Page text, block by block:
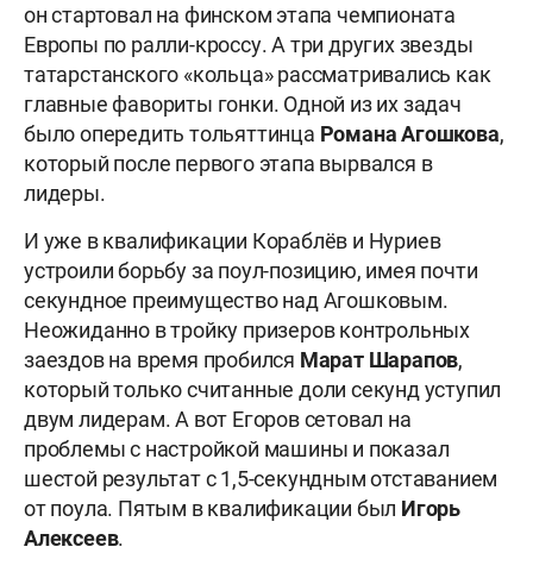
он стартовал на финском этапа чемпионата
Европы по ралли-кроссу. А три других звезды
татарстанского «кольца» рассматривались как
главные фавориты гонки. Одной из их задач
было опередить тольяттинца Романа Агошкова,
который после первого этапа вырвался в
лидеры.
И уже в квалификации Кораблёв и Нуриев
устроили борьбу за поул-позицию, имея почти
секундное преимущество над Агошковым.
Неожиданно в тройку призеров контрольных
заездов на время пробился Марат Шарапов,
который только считанные доли секунд уступил
двум лидерам. А вот Егоров сетовал на
проблемы с настройкой машины и показал
шестой результат с 1,5-секундным отставанием
от поула. Пятым в квалификации был Игорь
Алексеев.